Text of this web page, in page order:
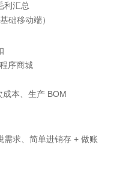
利汇总
础移动端）
序商城
本、生产 BOM
需求、简单进销存 + 做账